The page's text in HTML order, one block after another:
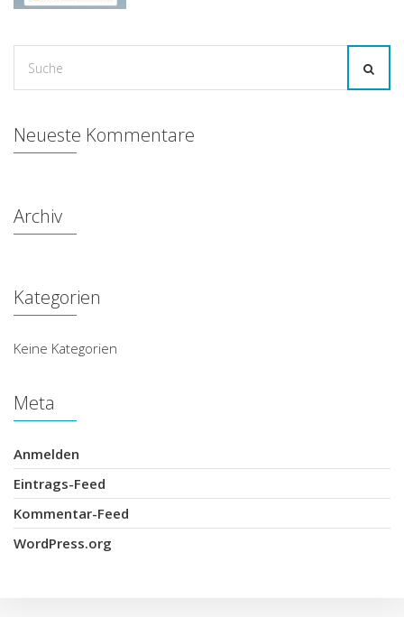
for:
Neueste Kommentare
Archiv
Kategorien
Keine Kategorien
Meta
Anmelden
Eintrags-Feed
Kommentar-Feed
WordPress.org